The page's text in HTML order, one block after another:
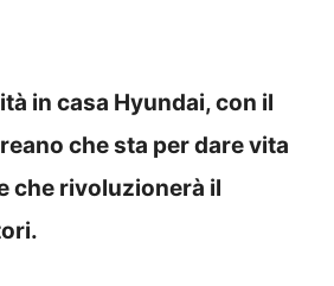
in casa Hyundai, con il
che sta per dare vita
che rivoluzionerà il